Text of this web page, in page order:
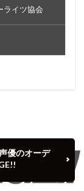
イツ協会
優のオーデ